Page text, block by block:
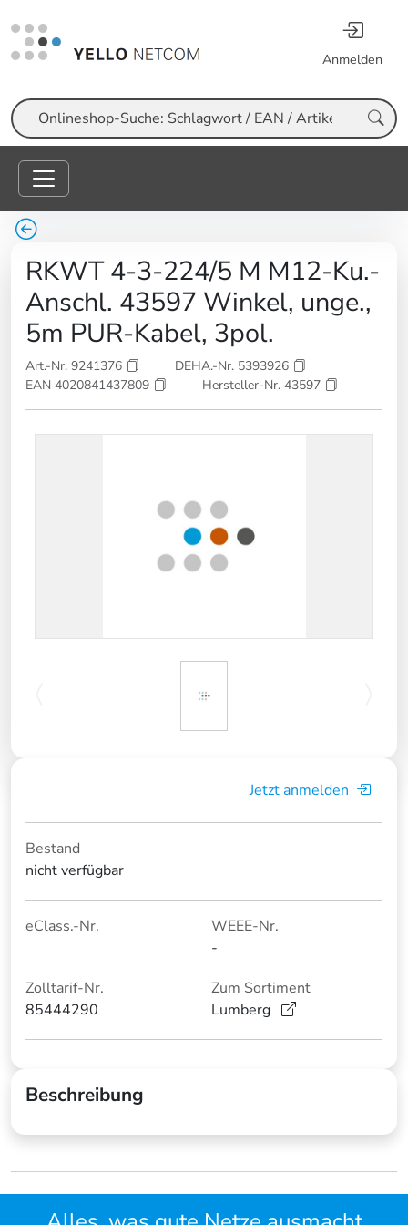
Anmelden
Suche
RKWT 4-3-224/5 M M12-Ku.-
Anschl. 43597 Winkel, unge.,
5m PUR-Kabel, 3pol.
Art.-Nr. 9241376
DEHA.-Nr. 5393926
EAN 4020841437809
Hersteller-Nr. 43597
Jetzt anmelden
Bestand
nicht verfügbar
eClass.-Nr.
WEEE-Nr.
-
Zolltarif-Nr.
85444290
Zum Sortiment
Lumberg
Beschreibung